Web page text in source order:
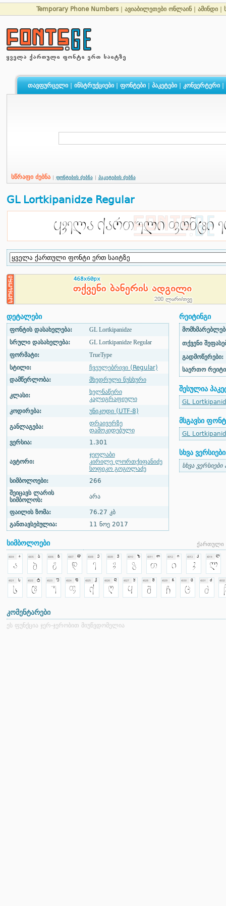
Temporary Phone Numbers ავიაბილეთები ონლაინ ამინდი
თავფურცელი| ინსტრუქციები| ფონტები| პაკეტები| კონვერტერი|
სწრაფი ძებნა ფონტების ძებნა პაკეტების ძებნა
GL Lortkipanidze Regular
დეტალები
ფონტის დასახელება:
GL Lortkipanidze
სრული დასახელება:
GL Lortkipanidze Regular
ფორმატი:
TrueType
სტილი:
ჩვეულებრივი (Regular)
დამწერლობა:
მხედრული ნუსხური
კლასი:
ხელნაწერი
კალიგრაფიული
კოდირება:
უნიკოდი (UTF-8)
განლაგება:
დრაივერზე
დამოკიდებული
ვერსია:
1.301
ავტორი:
ჯეოლაბი
კირილე ლორთქიფანიძე
სოფიკო გოგოლაძე
სიმბოლოები:
266
შეიცავს ლარის
სიმბოლოს:
არა
ფაილის ზომა:
76.27 კბ
განთავსებულია:
11 ნოე 2017
რეიტინგი
თქვენი
გადმოწერები:
საერთო
შესულია
GL
მსგავსი
GL
სხვა ვერსიები
სხვა
სიმბოლოები ქართული
კომენტარები
ეს ფუნქცია ჯერ-ჯერობით მიუწვდომელია